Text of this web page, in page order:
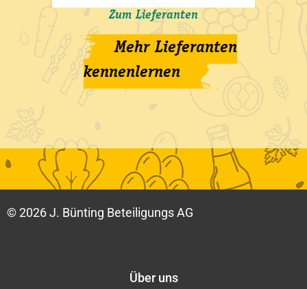
Zum Lieferanten
Mehr Lieferanten
kennenlernen
© 2026J. Bünting Beteiligungs AG
Über uns